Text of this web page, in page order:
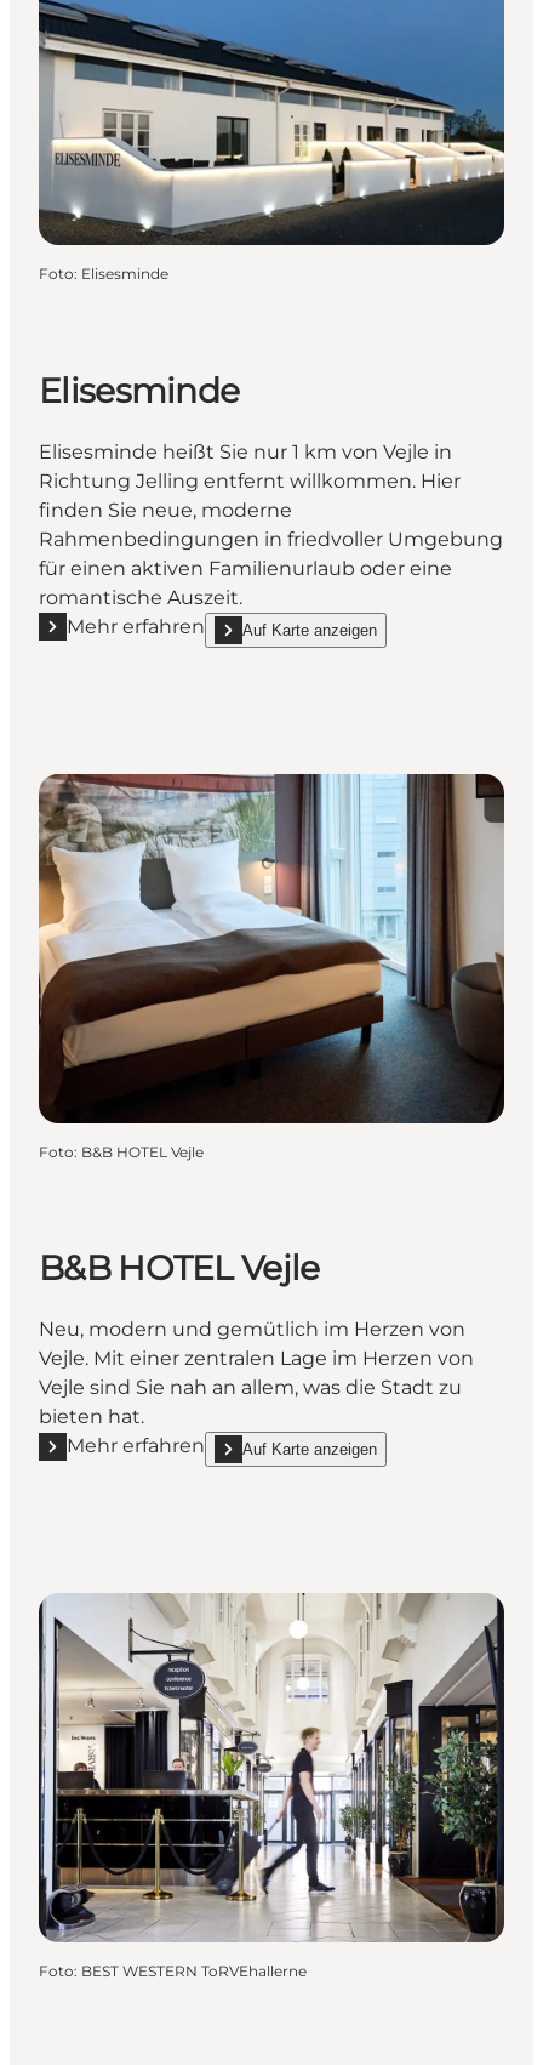
Foto: Elisesminde
Elisesminde
Elisesminde heißt Sie nur 1 km von Vejle in
Richtung Jelling entfernt willkommen. Hier
finden Sie neue, moderne
Rahmenbedingungen in friedvoller Umgebung
für einen aktiven Familienurlaub oder eine
romantische Auszeit.
Mehr erfahren
Mehr erfahren "Elisesminde"Auf Karte anzeigen
show Elisesminde on_map
Foto: B&B HOTEL Vejle
B&B HOTEL Vejle
Neu, modern und gemütlich im Herzen von
Vejle. Mit einer zentralen Lage im Herzen von
Vejle sind Sie nah an allem, was die Stadt zu
bieten hat.
Mehr erfahren
Mehr erfahren "B&B HOTEL Vejle"
Auf Karte anzeigen
show B&B HOTEL Vejle on_map
Foto: BEST WESTERN ToRVEhallerne